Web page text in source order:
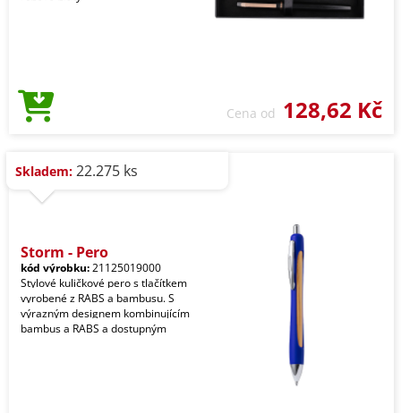
Cena od 128,62 Kč
Skladem: 22.275 ks
Storm - Pero
kód výrobku:21125019000
Stylové kuličkové pero s tlačítkem
vyrobené z RABS a bambusu. S
výrazným designem kombinujícím
bambus a RABS a dostupným